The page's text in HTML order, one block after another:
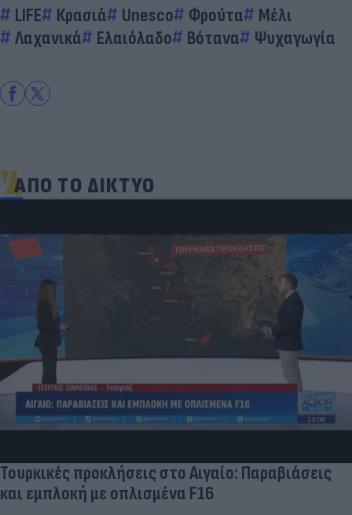
LIFE Κρασιά Unesco Φρούτα
Μέλι
Λαχανικά
Ελαιόλαδο Βότανα Ψυχαγωγία
ΑΠΟ ΤΟ ΔΙΚΤΥΟ
Τουρκικές προκλήσεις στο Αιγαίο: Παραβιάσεις
και εμπλοκή με οπλισμένα F16